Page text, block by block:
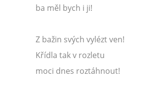
ba měl bych i ji!
Z bažin svých vylézt ven!
Křídla tak v rozletu
moci dnes roztáhnout!